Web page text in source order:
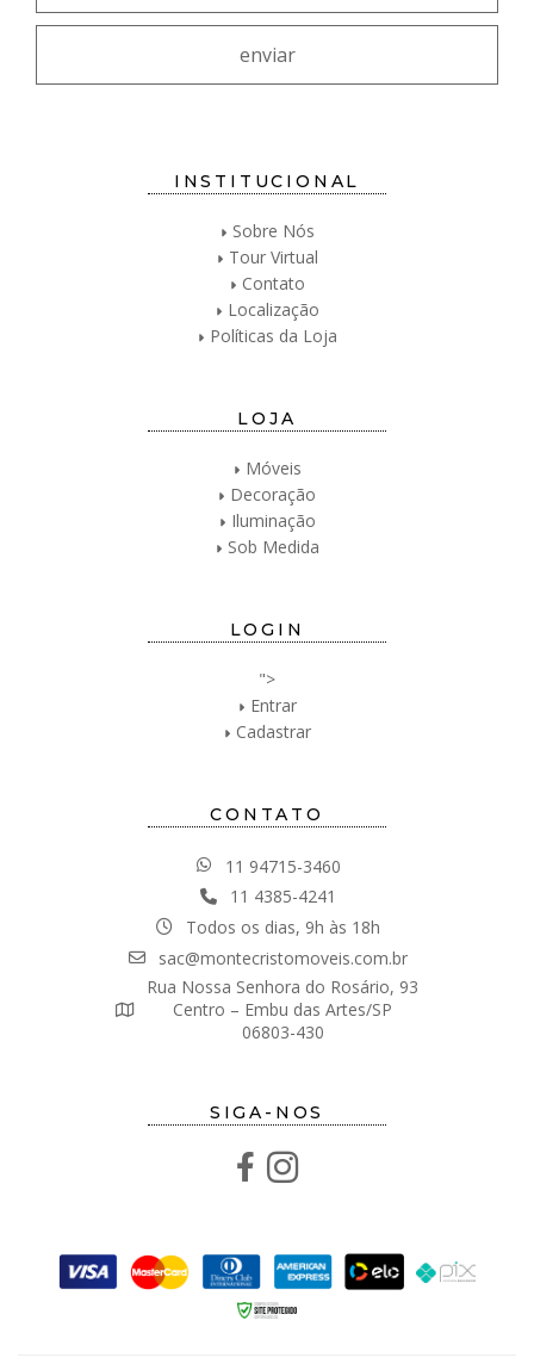
INSTITUCIONAL
Sobre Nós
Tour Virtual
Contato
Localização
Políticas da Loja
LOJA
Móveis
Decoração
Iluminação
Sob Medida
LOGIN
">
Entrar
Cadastrar
CONTATO
11 94715-3460
11 4385-4241
Todos os dias, 9h às 18h
sac@montecristomoveis.com.br
Rua Nossa Senhora do Rosário, 93
Centro – Embu das Artes/SP
06803-430
SIGA-NOS